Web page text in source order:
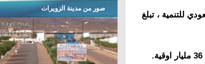
للتنمية ، تبلغ
صور من مدينة الزويرات